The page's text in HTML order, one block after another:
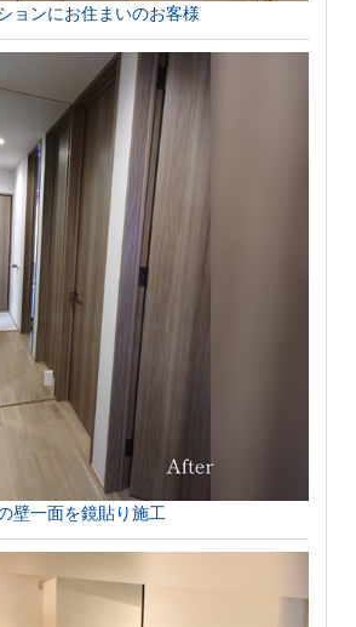
ョンにお住まいのお客様
壁一面を鏡貼り施工